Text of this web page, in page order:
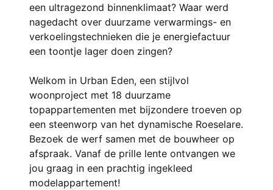
een ultragezond binnenklimaat? Waar werd
nagedacht over duurzame verwarmings- en
verkoelingstechnieken die je energiefactuur
een toontje lager doen zingen?
Welkom in Urban Eden, een stijlvol
woonproject met 18 duurzame
topappartementen met bijzondere troeven op
een steenworp van het dynamische Roeselare.
Bezoek de werf samen met de bouwheer op
afspraak. Vanaf de prille lente ontvangen we
jou graag in een prachtig ingekleed
modelappartement!